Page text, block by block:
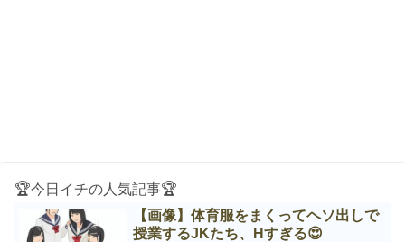
🏆今日イチの人気記事🏆
【画像】体育服をまくってヘソ出しで
授業するJKたち、Нすぎる😍